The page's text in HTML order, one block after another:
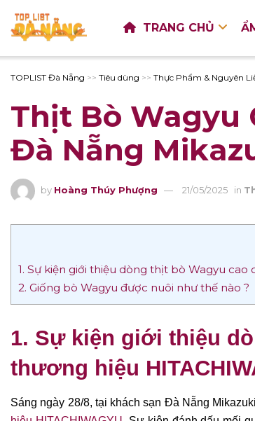
TRANG CHỦ
TOPLIST Đà Nẵng >> Tiêu dùng >> Thực Phẩm & Nguyên
Thịt Bò Wagyu
Đà Nẵng
by Hoàng Thúy Phượng 21/05/2025 in
1. Sự kiện giới thiệu dòng thịt bò Wagyu cao
2. Giống bò Wagyu được nuôi như thế nào ?
1. Sự kiện giới thiệu
thương hiệu
Sáng ngày 28/8, tại khách sạn Đà Nẵng